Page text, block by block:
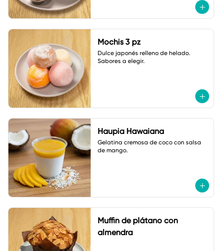
Mochis 3 pz
Dulce japonés relleno de helado.
Sabores a elegir.
Haupia Hawaiana
Gelatina cremosa de coco con salsa
de mango.
Muffin de plátano con
almendra